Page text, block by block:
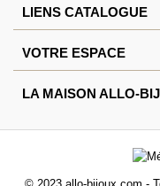
LIENS CATALOGUE
VOTRE ESPACE
LA MAISON ALLO-